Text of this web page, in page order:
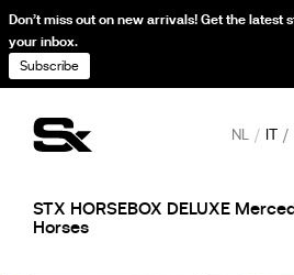
NL IT
STX HORSEBOX DELUXE
Horses
Don’t miss out on new arrivals! Get the latest
your inbox.
Subscribe